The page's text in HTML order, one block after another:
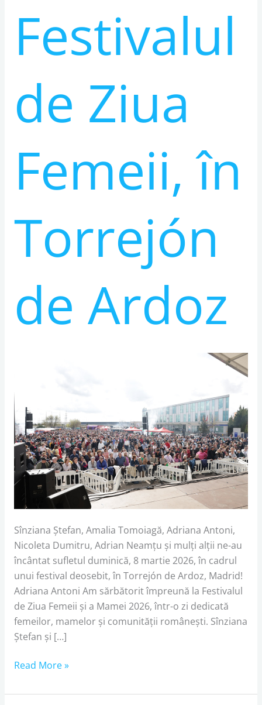
Festivalul
de Ziua
Femeii, în
Torrejón
de Ardoz
Sînziana Ștefan, Amalia Tomoiagă, Adriana Antoni,
Nicoleta Dumitru, Adrian Neamțu și mulți alții ne-au
încântat sufletul duminică, 8 martie 2026, în cadrul
unui festival deosebit, în Torrejón de Ardoz, Madrid!
Adriana Antoni Am sărbătorit împreună la Festivalul
de Ziua Femeii și a Mamei 2026, într-o zi dedicată
femeilor, mamelor și comunității românești. Sînziana
Ștefan și […]
Read More »